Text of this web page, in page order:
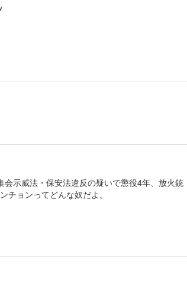
会示威法・保安法違反の疑いで懲役4年、放火銃
ョンってどんな奴だよ。